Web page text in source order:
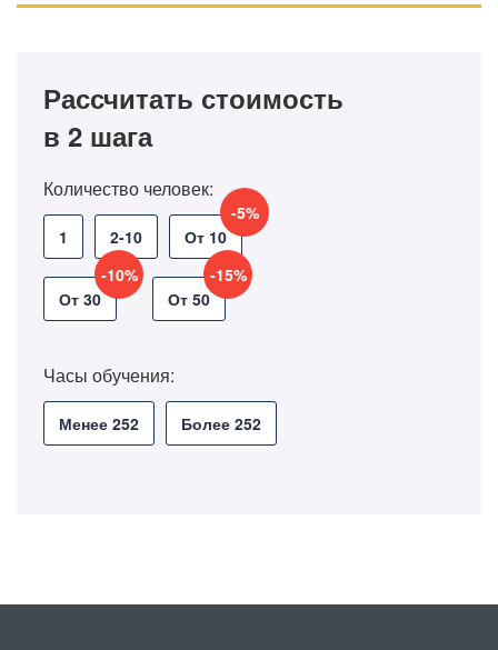
Рассчитать стоимость
в 2 шага
Количество человек:
1 2-10 От 10
-5%
От 30
-10%
От 50
-15%
Часы обучения:
Менее 252 Более 252